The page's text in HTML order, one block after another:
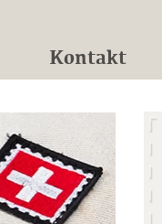
Kontakt